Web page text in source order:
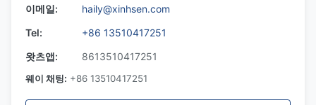
이메일:
haily@xinhsen.com
Tel:
+86 13510417251
왓츠앱:
8613510417251
웨이 채팅: +86 13510417251